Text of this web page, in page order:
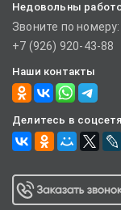
Недовольны
Звоните по номеру:
+7 (926) 920-43-88
Наши контакты
Делитесь в